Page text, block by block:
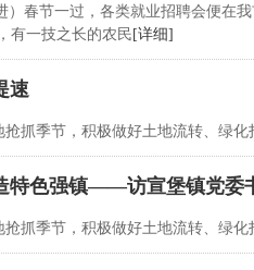
）春节一过，各类就业招聘会便在
有一技之长的农民 [详细]
速
抓季节，积极做好土地流转、绿
特色强镇——访宣堡镇党委
抓季节，积极做好土地流转、绿